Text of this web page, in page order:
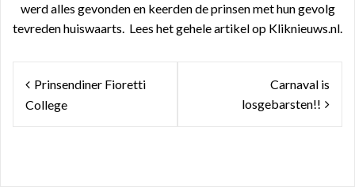
werd alles gevonden en keerden de prinsen met hun gevolg
tevreden huiswaarts. Lees het gehele artikel op Kliknieuws.nl.
Bericht
navigatie
Prinsendiner Fioretti
College
Carnaval is
losgebarsten!!